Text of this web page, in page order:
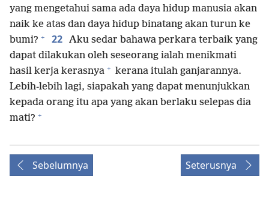
yang mengetahui sama ada daya hidup manusia akan
naik ke atas dan daya hidup binatang akan turun ke
bumi? + 22 Aku sedar bahawa perkara terbaik yang
dapat dilakukan oleh seseorang ialah menikmati
hasil kerja kerasnya + kerana itulah ganjarannya.
Lebih-lebih lagi, siapakah yang dapat menunjukkan
kepada orang itu apa yang akan berlaku selepas dia
mati? +
Sebelumnya Seterusnya